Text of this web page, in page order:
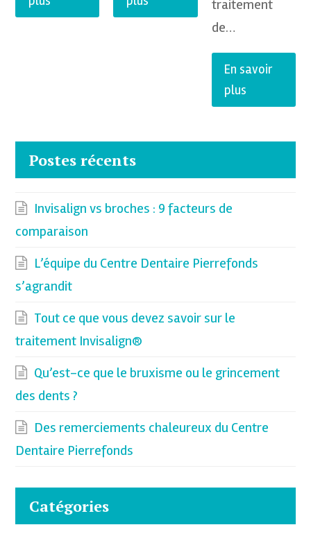
traitement
de…
En savoir
plus
Postes récents
Invisalign vs broches : 9 facteurs de
comparaison
L’équipe du Centre Dentaire Pierrefonds
s’agrandit
Tout ce que vous devez savoir sur le
traitement Invisalign®
Qu’est-ce que le bruxisme ou le grincement
des dents ?
Des remerciements chaleureux du Centre
Dentaire Pierrefonds
Catégories